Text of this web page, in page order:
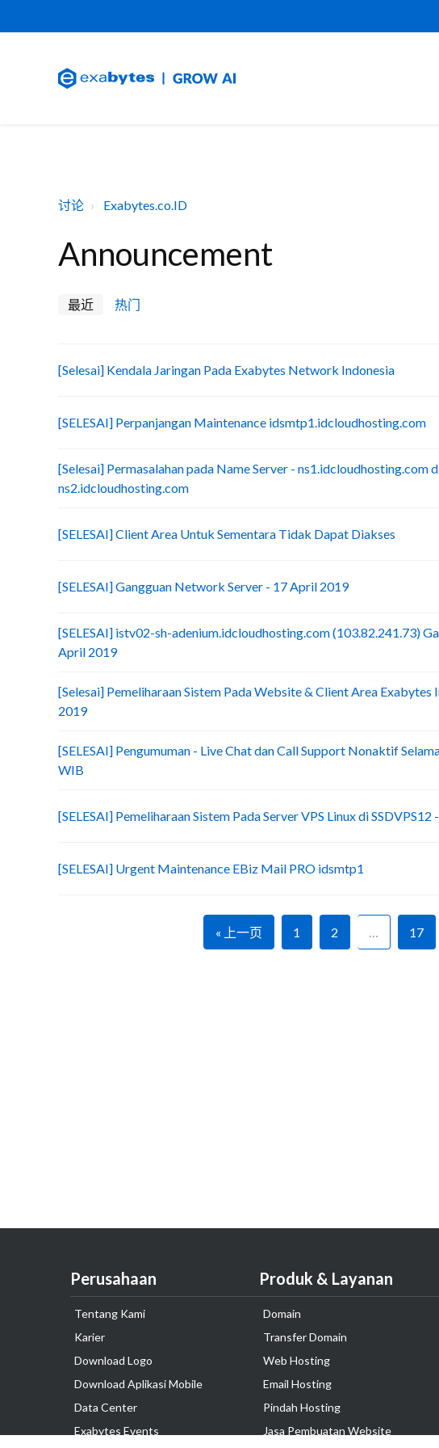
讨论 Exabytes.co.ID
Announcement
最近 热门
[Selesai] Kendala Jaringan Pada Exabytes Network Indonesia
[SELESAI] Perpanjangan Maintenance idsmtp1.idcloudhosting.com
[Selesai] Permasalahan pada Name Server - ns1.idcloudhosting.com
ns2.idcloudhosting.com
[SELESAI] Client Area Untuk Sementara Tidak Dapat Diakses
[SELESAI] Gangguan Network Server - 17 April 2019
[SELESAI] istv02-sh-adenium.idcloudhosting.com (103.82.241.73)
April 2019
[Selesai] Pemeliharaan Sistem Pada Website & Client Area Exabytes
2019
[SELESAI] Pengumuman - Live Chat dan Call Support Nonaktif
WIB
[SELESAI] Pemeliharaan Sistem Pada Server VPS Linux di
[SELESAI] Urgent Maintenance EBiz Mail PRO idsmtp1
« 上一页 1 2 … 17
Perusahaan
Tentang Kami
Karier
Download Logo
Download Aplikasi Mobile
Data Center
Exabytes Events
Produk & Layanan
Domain
Transfer Domain
Web Hosting
Email Hosting
Pindah Hosting
Jasa Pembuatan Website